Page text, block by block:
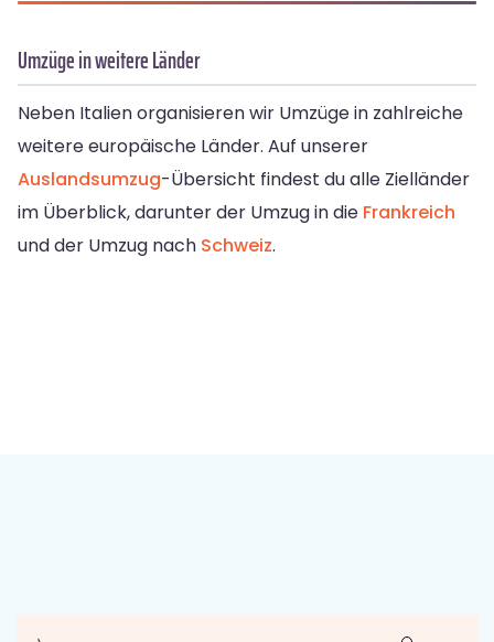
Umzüge in weitere Länder
Neben Italien organisieren wir Umzüge in zahlreiche
weitere europäische Länder. Auf unserer
Auslandsumzug-Übersicht findest du alle Zielländer
im Überblick, darunter der Umzug in die Frankreich
und der Umzug nach Schweiz.